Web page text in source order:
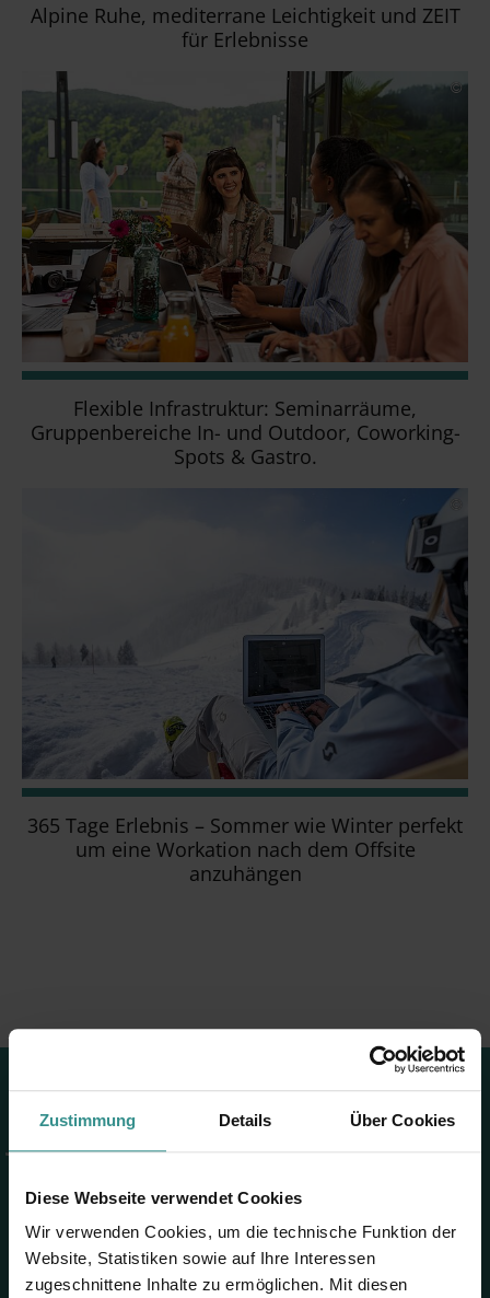
Zustimmung Details Über Cookies
Diese Webseite verwendet Cookies
Wir verwenden Cookies, um die technische Funktion der
Website, Statistiken sowie auf Ihre Interessen
zugeschnittene Inhalte zu ermöglichen. Mit diesen
Alpine Ruhe, mediterrane Leichtigkeit und ZEIT
für Erlebnisse
Flexible Infrastruktur: Seminarräume,
Gruppenbereiche In- und Outdoor, Coworking-
Spots & Gastro.
365 Tage Erlebnis – Sommer wie Winter perfekt
um eine Workation nach dem Offsite
anzuhängen
Jetzt Team-Offsite buchen
& gemeinsam neu denken
ZEIT, um als Team nicht nur zu arbeiten, sondern zu
wachsen. Mitten in der Natur. Mit Raum für Ideen. Mit